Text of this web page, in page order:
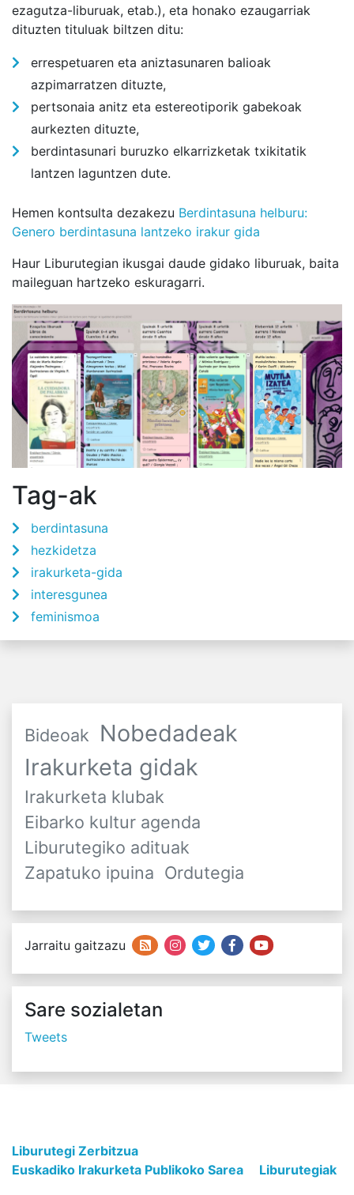
ezagutza-liburuak, etab.), eta honako ezaugarriak
dituzten tituluak biltzen ditu:
errespetuaren eta aniztasunaren balioak
azpimarratzen dituzte,
pertsonaia anitz eta estereotiporik gabekoak
aurkezten dituzte,
berdintasunari buruzko elkarrizketak txikitatik
lantzen laguntzen dute.
Hemen kontsulta dezakezu Berdintasuna helburu:
Genero berdintasuna lantzeko irakur gida
Haur Liburutegian ikusgai daude gidako liburuak, baita
maileguan hartzeko eskuragarri.
Tag-ak
berdintasuna
hezkidetza
irakurketa-gida
interesgunea
feminismoa
Bideoak
Nobedadeak
Irakurketa gidak
Irakurketa klubak
Eibarko kultur agenda
Liburutegiko adituak
Zapatuko ipuina Ordutegia
Jarraitu gaitzazu
Sare sozialetan
Tweets
Liburutegi Zerbitzua
Euskadiko Irakurketa Publikoko Sarea
Liburutegiak